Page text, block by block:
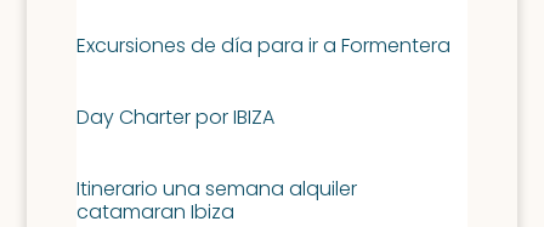
Excursiones de día para ir a Formentera
Day Charter por IBIZA
Itinerario una semana alquiler
catamaran Ibiza